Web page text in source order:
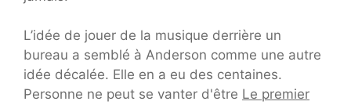
L’idée de jouer de la musique derrière un
bureau a semblé à Anderson comme une autre
idée décalée. Elle en a eu des centaines.
Personne ne peut se vanter d'être Le premier